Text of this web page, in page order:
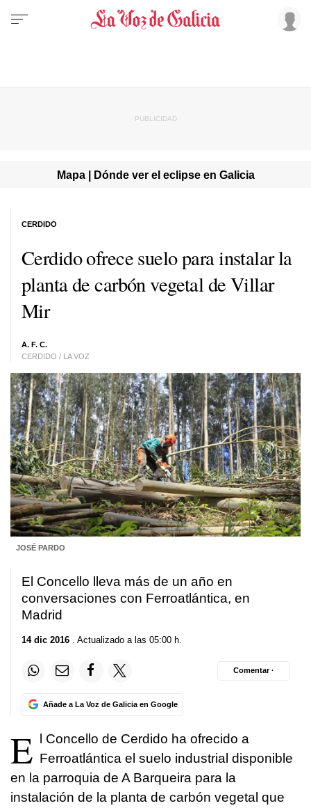
Mapa | Dónde ver el eclipse en Galicia
Cerdido ofrece suelo para instalar la
planta de carbón vegetal de Villar
Mir
A. F. C.
CERDIDO / LA VOZ
CERDIDO
JOSÉ PARDO
El Concello lleva más de un año en
conversaciones con Ferroatlántica, en
Madrid
14 dic 2016 . Actualizado a las 05:00 h.
Añade a La Voz de Galicia en Google
Comentar ·
E l Concello de Cerdido ha ofrecido a
Ferroatlántica el suelo industrial disponible
en la parroquia de A Barqueira para la
instalación de la planta de carbón vegetal que